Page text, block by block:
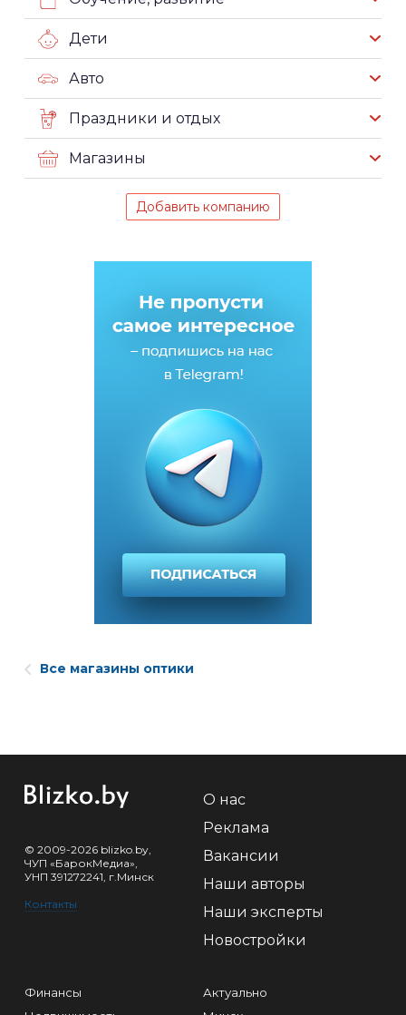
Дети
Авто
Праздники и отдых
Магазины
Добавить компанию
Все магазины оптики
© 2009-2026 blizko.by,
ЧУП «БарокМедиа»,
УНП 391272241, г.Минск
Контакты
О нас
Реклама
Вакансии
Наши авторы
Наши эксперты
Новостройки
Финансы
Актуально